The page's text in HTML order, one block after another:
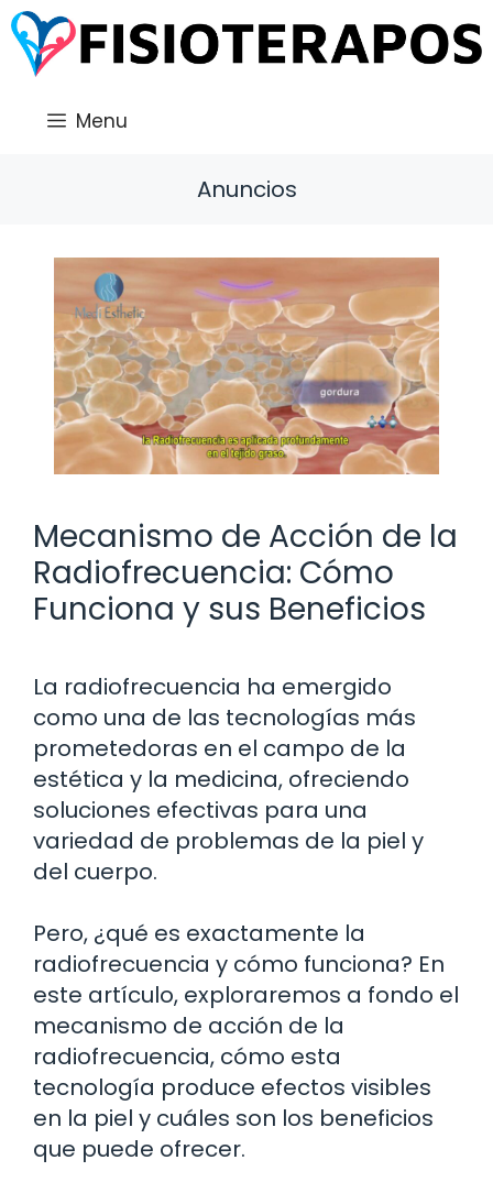
Saltar
al
contenido
Menu
Anuncios
Mecanismo de Acción de la
Radiofrecuencia: Cómo
Funciona y sus Beneficios
La radiofrecuencia ha emergido
como una de las tecnologías más
prometedoras en el campo de la
estética y la medicina, ofreciendo
soluciones efectivas para una
variedad de problemas de la piel y
del cuerpo.
Pero, ¿qué es exactamente la
radiofrecuencia y cómo funciona? En
este artículo, exploraremos a fondo el
mecanismo de acción de la
radiofrecuencia, cómo esta
tecnología produce efectos visibles
en la piel y cuáles son los beneficios
que puede ofrecer.